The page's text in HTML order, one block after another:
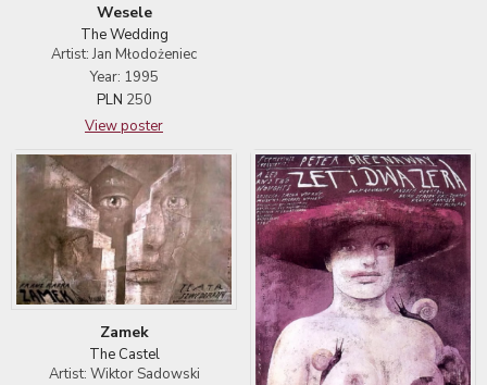
Wesele
The Wedding
Artist: Jan Młodożeniec
Year: 1995
PLN 250
View poster
Zamek
The Castel
Artist: Wiktor Sadowski